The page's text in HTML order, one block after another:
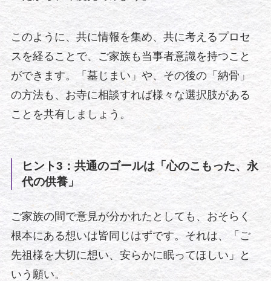
このように、共に情報を集め、共に考えるプロセ
スを経ることで、ご家族も当事者意識を持つこと
ができます。「墓じまい」や、その後の「納骨」
の方法も、お寺に相談すれば様々な選択肢がある
ことを共有しましょう。
ヒント3：共通のゴールは「心のこもった、永
代の供養」
ご家族の間で意見が分かれたとしても、おそらく
根本にある想いは皆同じはずです。それは、「ご
先祖様を大切に想い、安らかに眠ってほしい」と
いう願い。